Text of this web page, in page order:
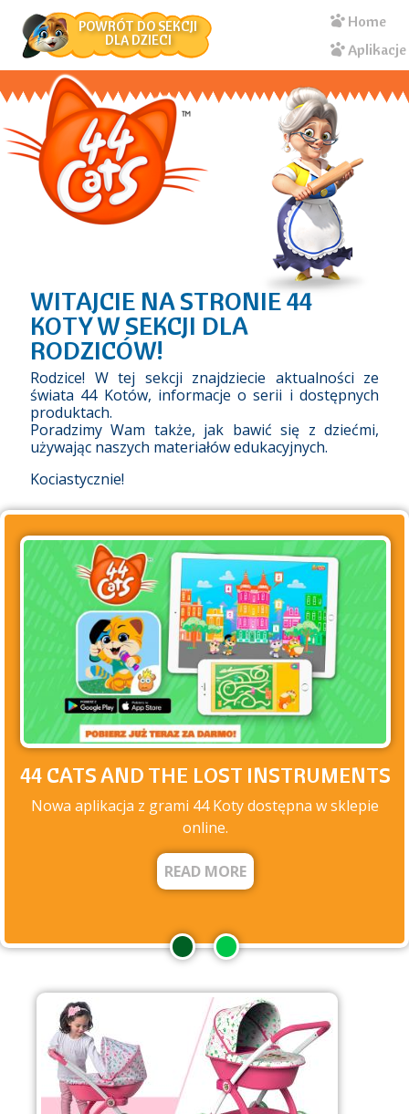
do
treści
POWRÓT DO SEKCJI
DLA DZIECI
Genitori
Home
Aplikacje
WITAJCIE NA STRONIE 44
KOTY W SEKCJI DLA
RODZICÓW!
Rodzice! W tej sekcji znajdziecie aktualności ze
świata 44 Kotów, informacje o serii i dostępnych
produktach.
Poradzimy Wam także, jak bawić się z dziećmi,
używając naszych materiałów edukacyjnych.
Kociastycznie!
44 CATS AND THE LOST INSTRUMENTS
Nowa aplikacja z grami 44 Koty dostępna w sklepie
online.
READ MORE